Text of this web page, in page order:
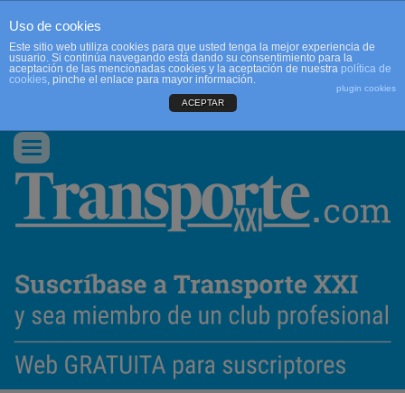
CONTACTO
Conmutar
navegación
Uso de cookies
Este sitio web utiliza cookies para que usted tenga la mejor experiencia de
usuario. Si continúa navegando está dando su consentimiento para la
aceptación de las mencionadas cookies y la aceptación de nuestra política de
cookies, pinche el enlace para mayor información.
plugin cookies
ACEPTAR